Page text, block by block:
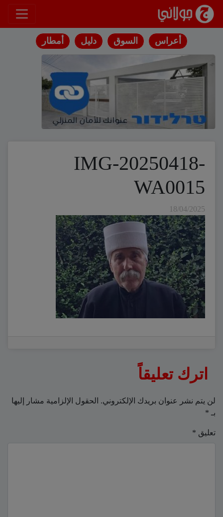
انتقل إلى المحتوى
أعراس السوق دليل أمطار
IMG-20250418-
WA0015
18/04/2025
اترك تعليقاً
لن يتم نشر عنوان بريدك الإلكتروني. الحقول الإلزامية مشار إليها
بـ *
تعليق *